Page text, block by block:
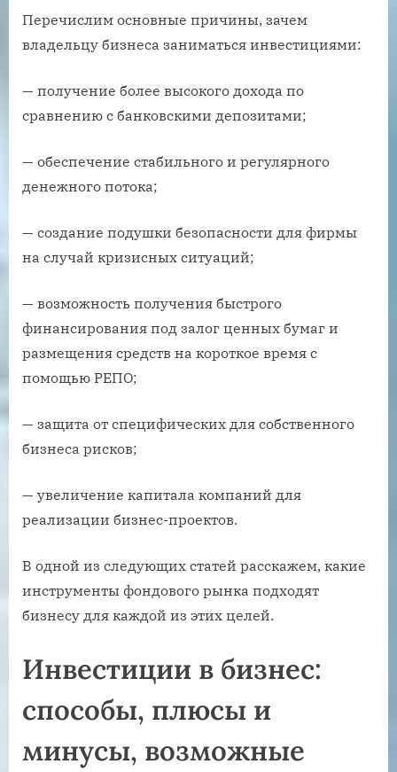
Перечислим основные причины, зачем
владельцу бизнеса заниматься инвестициями:
— получение более высокого дохода по
сравнению с банковскими депозитами;
— обеспечение стабильного и регулярного
денежного потока;
— создание подушки безопасности для фирмы
на случай кризисных ситуаций;
— возможность получения быстрого
финансирования под залог ценных бумаг и
размещения средств на короткое время с
помощью РЕПО;
— защита от специфических для собственного
бизнеса рисков;
— увеличение капитала компаний для
реализации бизнес-проектов.
В одной из следующих статей расскажем, какие
инструменты фондового рынка подходят
бизнесу для каждой из этих целей.
Инвестиции в бизнес:
способы, плюсы и
минусы, возможные